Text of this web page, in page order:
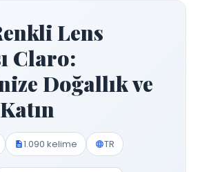
Lens
Claro:
Doğallık ve
1.090 kelime TR